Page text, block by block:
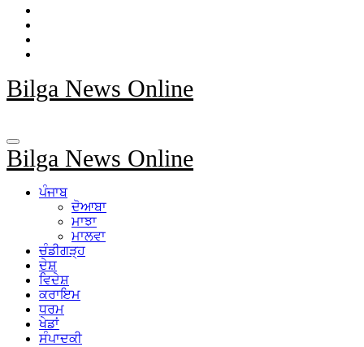
Bilga News Online
Bilga News Online
ਪੰਜਾਬ
ਦੋਆਬਾ
ਮਾਝਾ
ਮਾਲਵਾ
ਚੰਡੀਗੜ੍ਹ
ਦੇਸ਼
ਵਿਦੇਸ਼
ਕਰਾਇਮ
ਧਰਮ
ਖੇਡਾਂ
ਸੰਪਾਦਕੀ